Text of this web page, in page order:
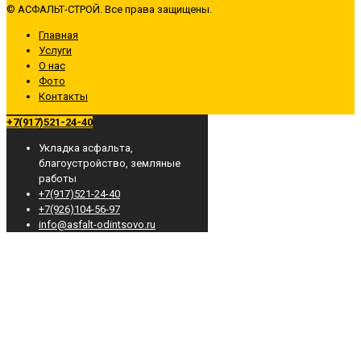
© АСФАЛЬТ-СТРОЙ. Все права защищены.
Главная
Услуги
О нас
Фото
Контакты
+7(917)521-24-40
Укладка асфальта,
благоустройство, земляные
работы
+7(917)521-24-40
+7(926)104-56-97
info@asfalt-odintsovo.ru